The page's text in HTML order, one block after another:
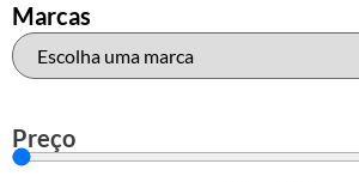
Marcas
Preço